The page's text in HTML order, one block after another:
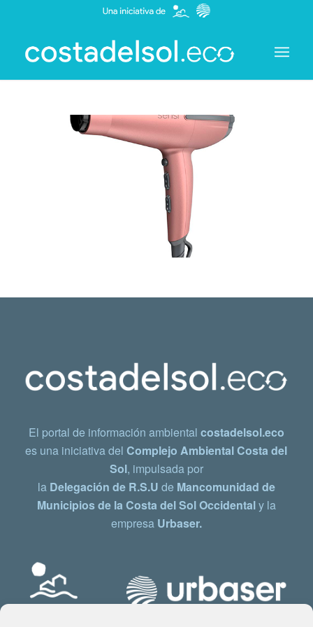
El portal de información ambiental costadelsol.eco
es una iniciativa delComplejo Ambiental Costa del
Sol, impulsada por
la Delegación de R.S.U de Mancomunidad de
Municipios de la Costa del Sol Occidentaly la
empresa Urbaser.